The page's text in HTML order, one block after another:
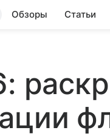
Обзоры Статьи